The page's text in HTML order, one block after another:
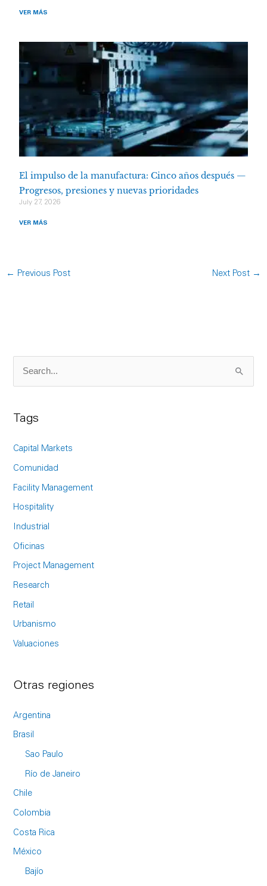
VER MÁS
El impulso de la manufactura: Cinco años después —
Progresos, presiones y nuevas prioridades
July 27, 2026
VER MÁS
← Previous Post Next Post →
c
:
Tags
Capital Markets
Comunidad
Facility Management
Hospitality
Industrial
Oficinas
Project Management
Research
Retail
Urbanismo
Valuaciones
Otras regiones
Argentina
Brasil
Sao Paulo
Río de Janeiro
Chile
Colombia
Costa Rica
México
Bajío